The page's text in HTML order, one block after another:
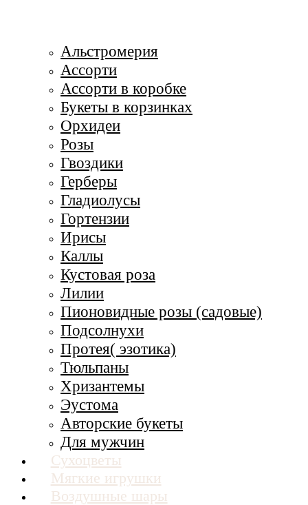
Альстромерия
Ассорти
Ассорти в коробке
Букеты в корзинках
Орхидеи
Розы
Гвоздики
Герберы
Гладиолусы
Гортензии
Ирисы
Каллы
Кустовая роза
Лилии
Пионовидные розы (садовые)
Подсолнухи
Протея( эзотика)
Тюльпаны
Хризантемы
Эустома
Авторские букеты
Для мужчин
Сухоцветы
Мягкие игрушки
Воздушные шары